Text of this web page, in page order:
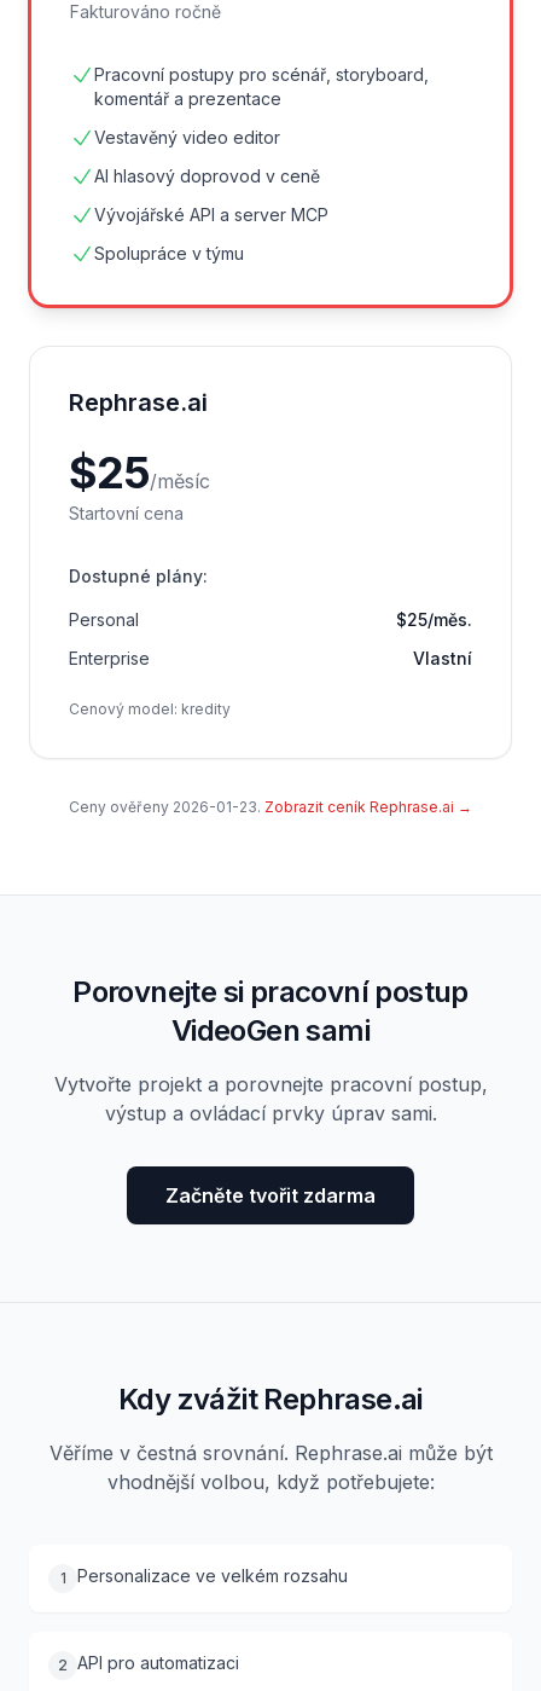
Fakturováno ročně
Pracovní postupy pro scénář, storyboard,
komentář a prezentace
Vestavěný video editor
AI hlasový doprovod v ceně
Vývojářské API a server MCP
Spolupráce v týmu
Rephrase.ai
$25/měsíc
Startovní cena
Dostupné plány:
Personal
$25/měs.
Enterprise
Vlastní
Cenový model: kredity
Ceny ověřeny 2026-01-23. Zobrazit ceník Rephrase.ai →
Porovnejte si pracovní postup
VideoGen sami
Vytvořte projekt a porovnejte pracovní postup,
výstup a ovládací prvky úprav sami.
Začněte tvořit zdarma
Kdy zvážit Rephrase.ai
Věříme v čestná srovnání. Rephrase.ai může být
vhodnější volbou, když potřebujete:
1 Personalizace ve velkém rozsahu
2 API pro automatizaci